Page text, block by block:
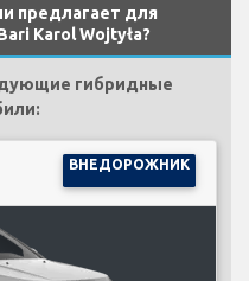
предлагает для
Karol Wojtyła?
гибридные
ВНЕДОРОЖНИК